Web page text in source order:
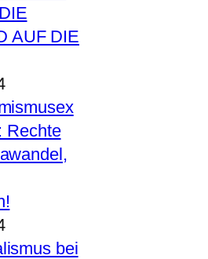
AUF DIE
Rechte
bei